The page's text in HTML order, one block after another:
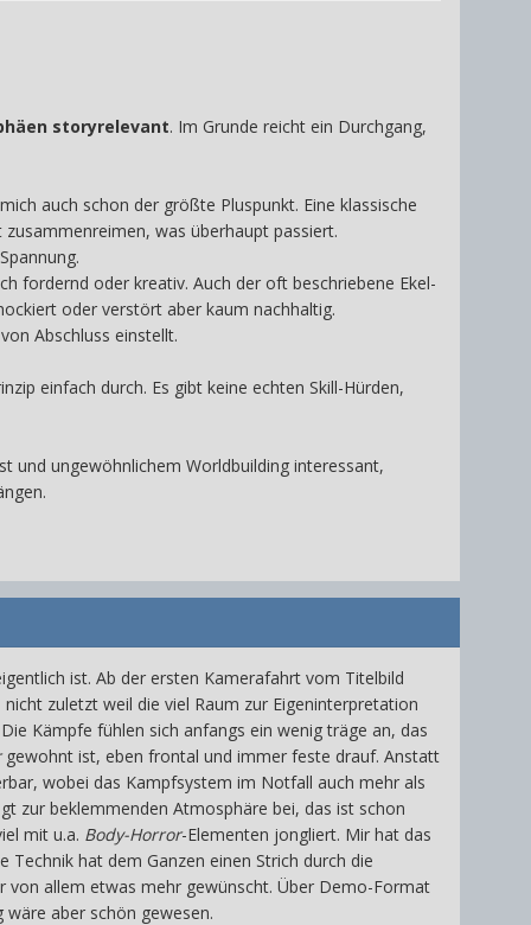
storyrelevant. Im Grunde reicht ein Durchgang,
auch schon der größte Pluspunkt. Eine klassische
was überhaupt passiert.
fordernd oder kreativ. Auch der oft beschriebene Ekel-
oder verstört aber kaum nachhaltig.
Abschluss einstellt.
einfach durch. Es gibt keine echten Skill-Hürden,
und ungewöhnlichem Worldbuilding interessant,
ist. Ab der ersten Kamerafahrt vom Titelbild
zuletzt weil die viel Raum zur Eigeninterpretation
Kämpfe fühlen sich anfangs ein wenig träge an, das
gewohnt ist, eben frontal und immer feste drauf. Anstatt
wobei das Kampfsystem im Notfall auch mehr als
zur beklemmenden Atmosphäre bei, das ist schon
mit u.a. Body-Horror-Elementen jongliert. Mir hat das
hat dem Ganzen einen Strich durch die
von allem etwas mehr gewünscht. Über Demo-Format
aber schön gewesen.